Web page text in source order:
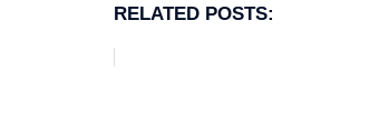
RELATED POSTS: